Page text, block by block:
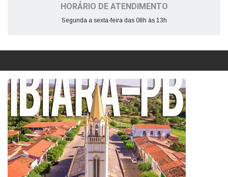
HORÁRIO DE ATENDIMENTO
Segunda a sexta-feira das 08h às 13h